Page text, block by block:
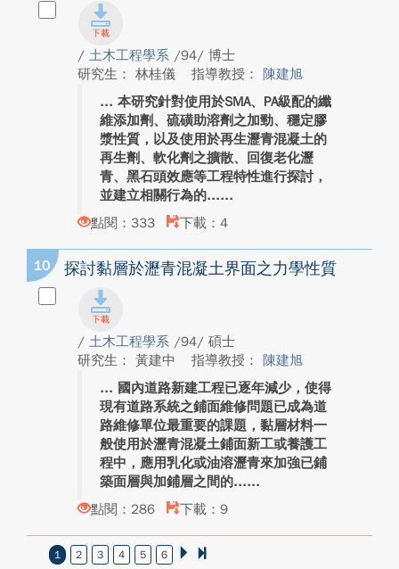
/ 土木工程學系 /94/ 博士
研究生： 林桂儀
指導教授： 陳建旭
本研究針對使用於SMA、PA級配的纖
維添加劑、硫磺助溶劑之加勁、穩定膠
漿性質，以及使用於再生瀝青混凝土的
再生劑、軟化劑之擴散、回復老化瀝
青、黑石頭效應等工程特性進行探討，
並建立相關行為的...
點閱：333
下載：4
10 探討黏層於瀝青混凝土界面之力學性質
/ 土木工程學系 /94/ 碩士
研究生： 黃建中
指導教授： 陳建旭
國內道路新建工程已逐年減少，使得
現有道路系統之鋪面維修問題已成為道
路維修單位最重要的課題，黏層材料一
般使用於瀝青混凝土鋪面新工或養護工
程中，應用乳化或油溶瀝青來加強已鋪
築面層與加鋪層之間的...
點閱：286
下載：9
1 2 3 4 5 6